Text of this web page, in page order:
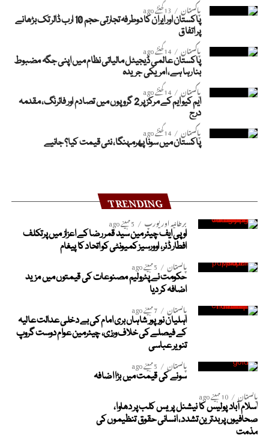
پاکستان 13 گھنٹے ago
پاکستان اور ایران کا دوطرفہ تجارتی حجم 10 ارب ڈالر تک بڑھانے
پر اتفاق
پاکستان 14 گھنٹے ago
پاکستان عالمی ڈیجیٹل مالیاتی نظام میں اپنی جگہ مضبوط
بنا رہا ہے، امریکی جریدہ
پاکستان 14 گھنٹے ago
ایم کیو ایم کے مرکز پر 2 گروپوں میں تصادم اور فائرنگ، مقدمہ
درج
پاکستان 14 گھنٹے ago
پاکستان میں سونا پھرمہنگا، نئی قیمت کیا؟ جانیے
TRENDING
برطانیہ اور یورپ 5 مہینے ago
او پی ایف چیئرمین سید قمر رضا کے اعزاز میں پرتکلف
افطار ڈنر، اوورسیز کمیونٹی کو اتحاد کا پیغام
پاکستان 5 مہینے ago
حکومت نے پٹرولیم مصنوعات کی قیمتوں میں مزید
اضافہ کر دیا
پاکستان 7 مہینے ago
اہلیان نورپور شاہاں بری امام کی بے دخلی عدالت عالیہ
کے فیصلے کی خلاف ورزی، چیئرمین عوام دوست گروپ
تنویر عباسی
پاکستان 5 مہینے ago
سونے کی قیمت میں بڑا اضافہ
پاکستان 10 مہینے ago
اسلام آباد پولیس کا نیشنل پریس کلب پر دھاوا،
صحافیوں پر بدترین تشدد، انسانی حقوق تنظیموں کی
مذمت